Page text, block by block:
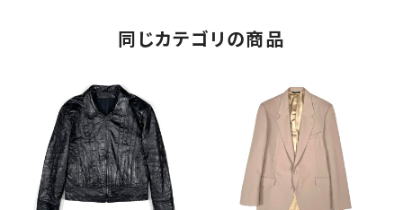
同じカテゴリの商品